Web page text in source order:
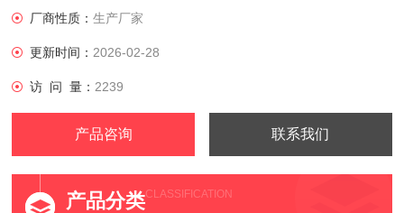
厂商性质：生产厂家
更新时间： 2026-02-28
访 问 量： 2239
产品咨询 联系我们
产品分类CLASSIFICATION